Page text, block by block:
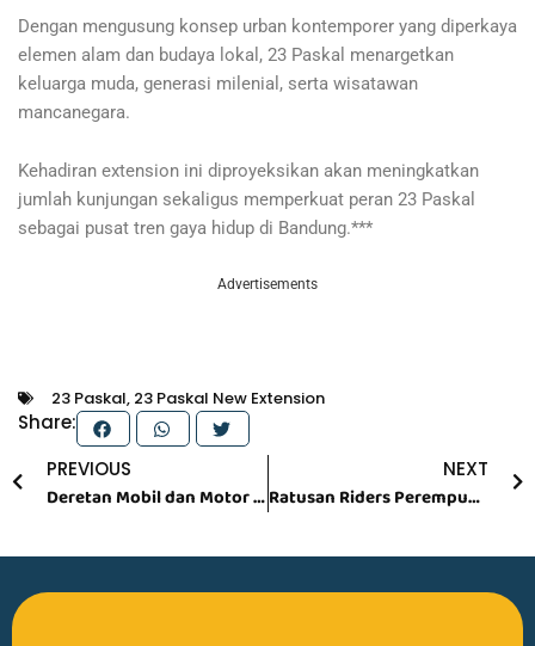
Dengan mengusung konsep urban kontemporer yang diperkaya
elemen alam dan budaya lokal, 23 Paskal menargetkan
keluarga muda, generasi milenial, serta wisatawan
mancanegara.
Kehadiran extension ini diproyeksikan akan meningkatkan
jumlah kunjungan sekaligus memperkuat peran 23 Paskal
sebagai pusat tren gaya hidup di Bandung.***
Advertisements
23 Paskal, 23 Paskal New Extension
Share:
PrevPREVIOUS
Deretan Mobil dan Motor Terbaru Bakal Ramaikan GIIAS Bandung 2025
NEXT
Ratusan Riders Perempuan Ramaikan Konvoi “Ladies Flower Ride” Bareng SoKlin Pewangi di Bandung